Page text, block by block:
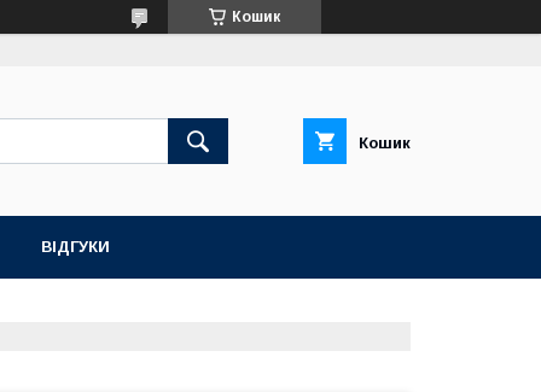
Кошик
Кошик
ВІДГУКИ